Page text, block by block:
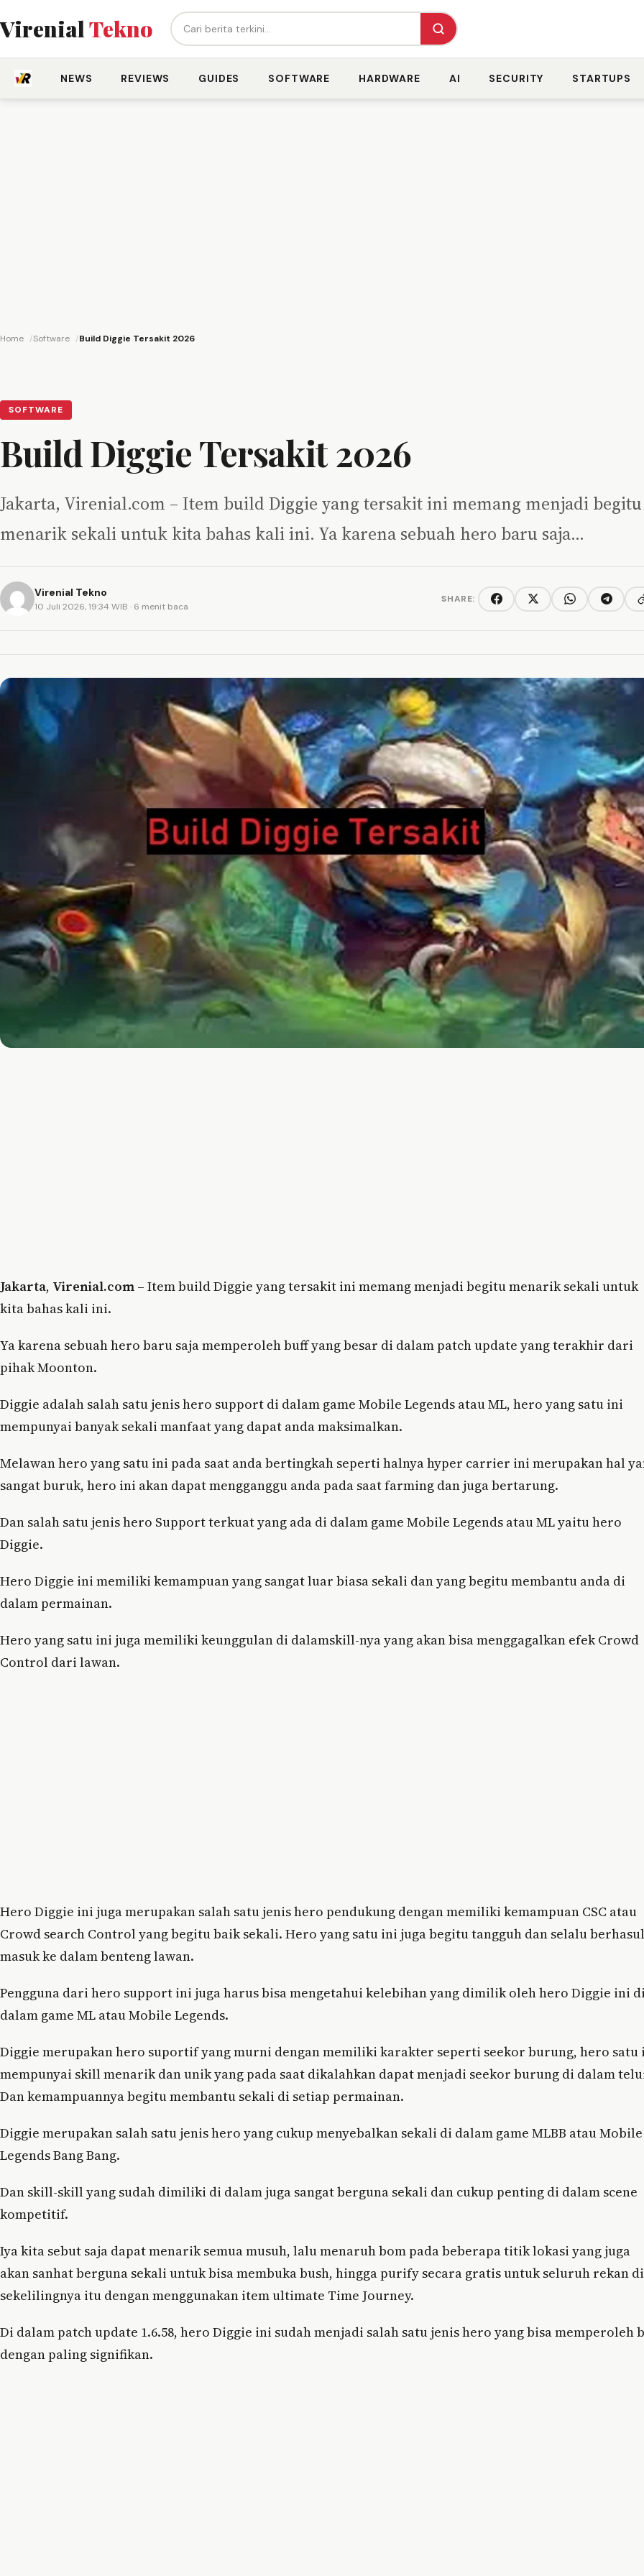
VirenialTekno Cari berita...
NEWS REVIEWS GUIDES SOFTWARE HARDWARE AI SECURITY STARTUPS
Home Software Build Diggie Tersakit 2026
SOFTWARE
Build Diggie Tersakit 2026
Jakarta, Virenial.com – Item build Diggie yang tersakit ini memang menjadi begitu
menarik sekali untuk kita bahas kali ini. Ya karena sebuah hero baru saja…
Virenial Tekno
10 Juli 2026, 19:34 WIB · 6 menit baca
SHARE: FacebookTwitter/XWhatsAppTelegram
Jakarta, Virenial.com – Item build Diggie yang tersakit ini memang menjadi begitu menarik sekali untuk
kita bahas kali ini.
Ya karena sebuah hero baru saja memperoleh buff yang besar di dalam patch update yang terakhir dari
pihak Moonton.
Diggie adalah salah satu jenis hero support di dalam game Mobile Legends atau ML, hero yang satu ini
mempunyai banyak sekali manfaat yang dapat anda maksimalkan.
Melawan hero yang satu ini pada saat anda bertingkah seperti halnya hyper carrier ini merupakan hal
sangat buruk, hero ini akan dapat mengganggu anda pada saat farming dan juga bertarung.
Dan salah satu jenis hero Support terkuat yang ada di dalam game Mobile Legends atau ML yaitu hero
Diggie.
Hero Diggie ini memiliki kemampuan yang sangat luar biasa sekali dan yang begitu membantu anda di
dalam permainan.
Hero yang satu ini juga memiliki keunggulan di dalamskill-nya yang akan bisa menggagalkan efek Crowd
Control dari lawan.
Hero Diggie ini juga merupakan salah satu jenis hero pendukung dengan memiliki kemampuan CSC atau
Crowd search Control yang begitu baik sekali. Hero yang satu ini juga begitu tangguh dan selalu berhasul
masuk ke dalam benteng lawan.
Pengguna dari hero support ini juga harus bisa mengetahui kelebihan yang dimilik oleh hero Diggie ini
dalam game ML atau Mobile Legends.
Diggie merupakan hero suportif yang murni dengan memiliki karakter seperti seekor burung, hero satu
mempunyai skill menarik dan unik yang pada saat dikalahkan dapat menjadi seekor burung di dalam
Dan kemampuannya begitu membantu sekali di setiap permainan.
Diggie merupakan salah satu jenis hero yang cukup menyebalkan sekali di dalam game MLBB atau Mobile
Legends Bang Bang.
Dan skill-skill yang sudah dimiliki di dalam juga sangat berguna sekali dan cukup penting di dalam scene
kompetitif.
Iya kita sebut saja dapat menarik semua musuh, lalu menaruh bom pada beberapa titik lokasi yang juga
akan sanhat berguna sekali untuk bisa membuka bush, hingga purify secara gratis untuk seluruh rekan di
sekelilingnya itu dengan menggunakan item ultimate Time Journey.
Di dalam patch update 1.6.58, hero Diggie ini sudah menjadi salah satu jenis hero yang bisa memperoleh
dengan paling signifikan.